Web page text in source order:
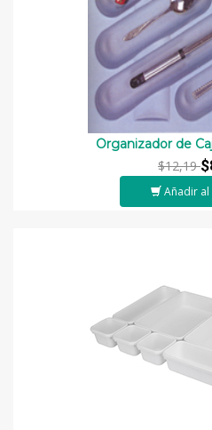
Organizador de
$12,19
Añadir